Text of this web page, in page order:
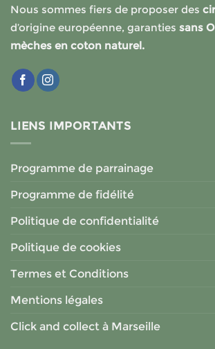
Nous sommes fiers de proposer des
d’origine européenne, garanties sans
mèches en coton naturel.
LIENS IMPORTANTS
Programme de parrainage
Programme de fidélité
Politique de confidentialité
Politique de cookies
Termes et Conditions
Mentions légales
Click and collect à Marseille